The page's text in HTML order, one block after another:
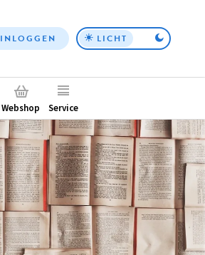
Top
INLOGGEN LICHT
Webshop Service